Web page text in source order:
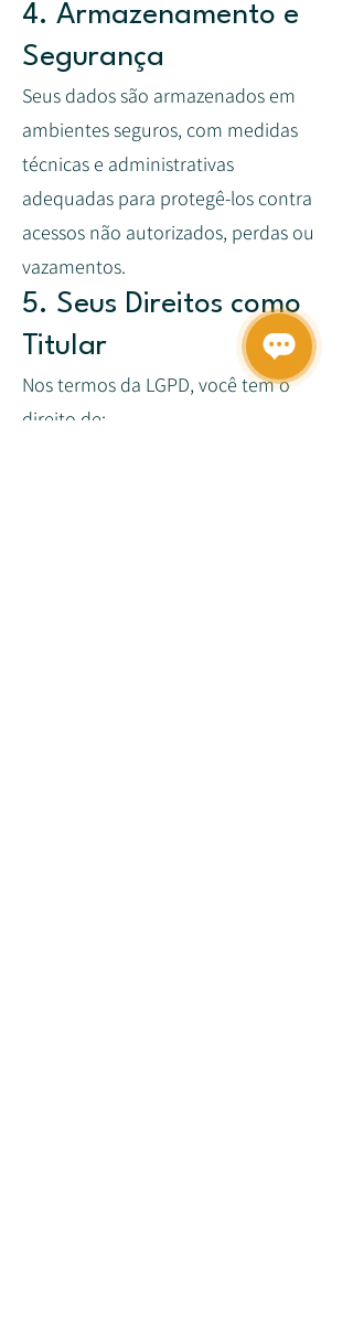
4. Armazenamento e
Segurança
Seus dados são armazenados em
ambientes seguros, com medidas
técnicas e administrativas
adequadas para protegê-los contra
acessos não autorizados, perdas ou
vazamentos.
5. Seus Direitos como
Titular
Nos termos da LGPD, você tem o
direito de: